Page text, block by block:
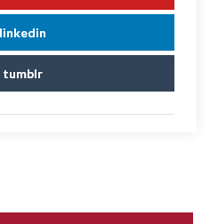
linkedin
tumblr